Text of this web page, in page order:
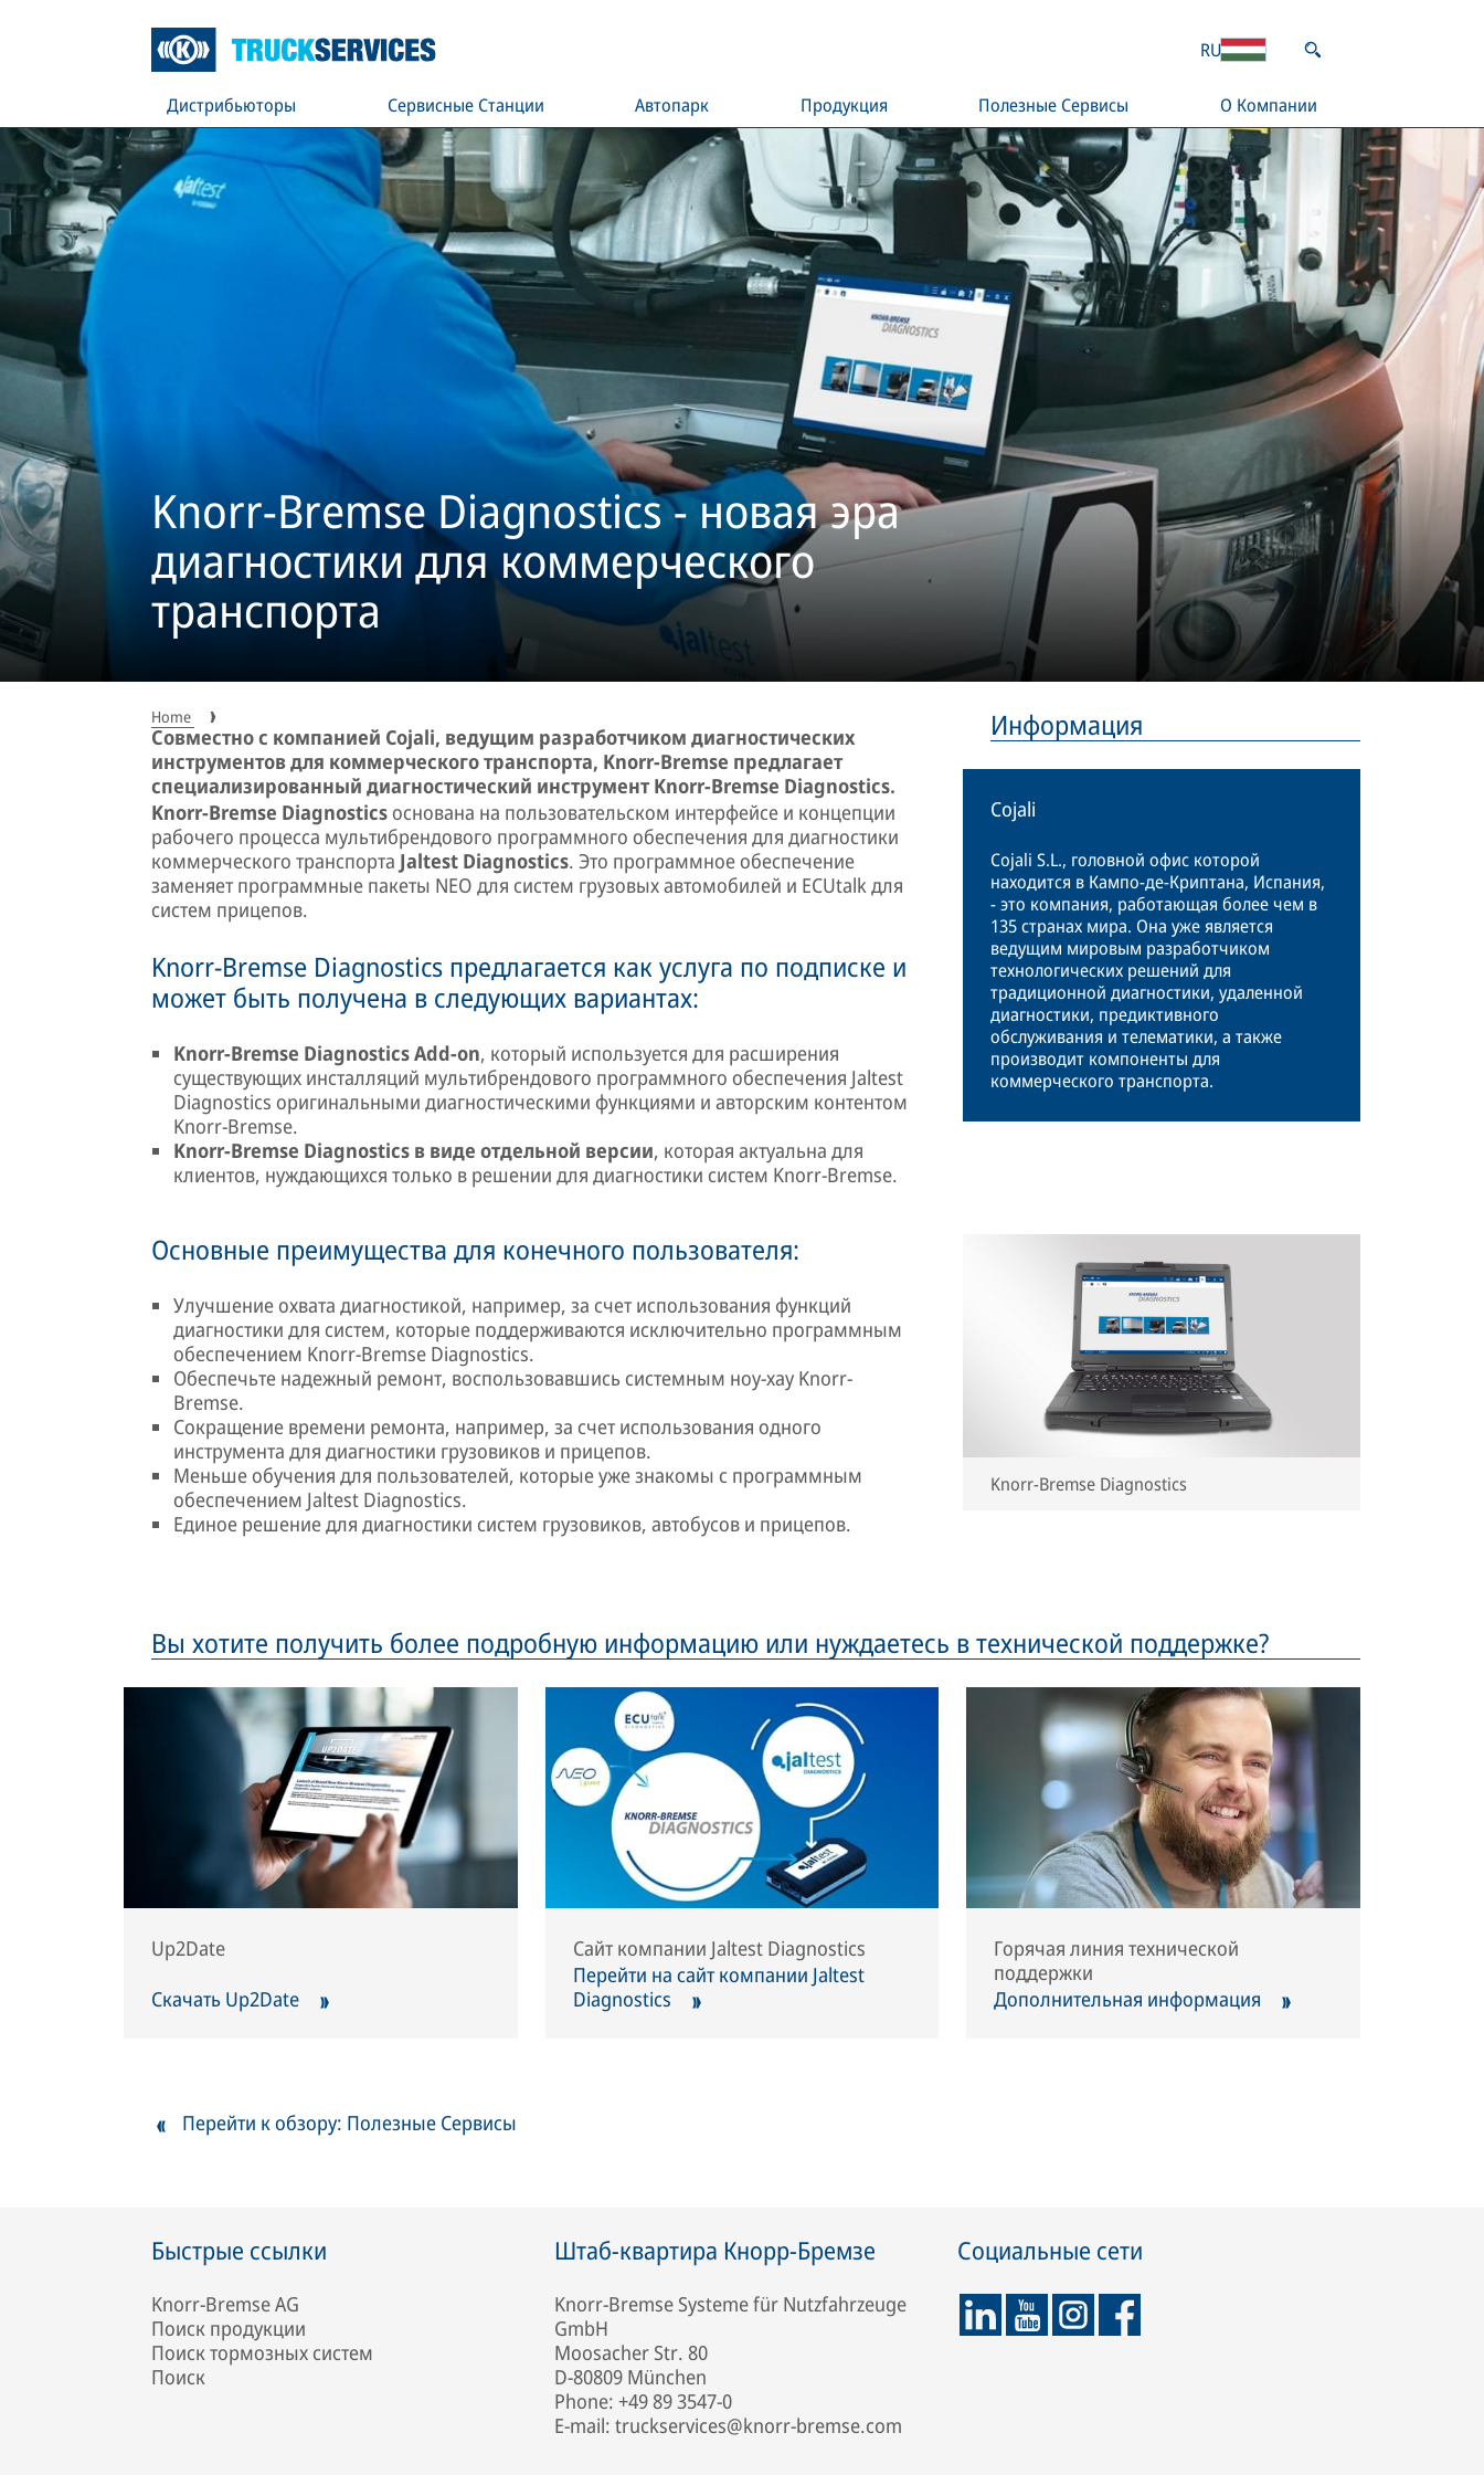
Дистрибьюторы Сервисные Станции Автопарк Продукция Полезные Сервисы О Компании
RU
Knorr-Bremse Diagnostics - новая эра
диагностики для коммерческого
транспорта
Home
Совместно с компанией Cojali, ведущим разработчиком диагностических
инструментов для коммерческого транспорта, Knorr-Bremse предлагает
специализированный диагностический инструмент Knorr-Bremse Diagnostics.
Knorr-Bremse Diagnosticsоснована на пользовательском интерфейсе и концепции
рабочего процесса мультибрендового программного обеспечения для диагностики
коммерческого транспорта Jaltest Diagnostics. Это программное обеспечение
заменяет программные пакеты NEO для систем грузовых автомобилей и ECUtalk для
систем прицепов.
Knorr-Bremse Diagnostics предлагается как услуга по подписке и
может быть получена в следующих вариантах:
Knorr-Bremse Diagnostics Add-on, который используется для расширения
существующих инсталляций мультибрендового программного обеспечения Jaltest
Diagnostics оригинальными диагностическими функциями и авторским контентом
Knorr-Bremse.
Knorr-Bremse Diagnostics в виде отдельной версии, которая актуальна для
клиентов, нуждающихся только в решении для диагностики систем Knorr-Bremse.
Информация
Cojali
Cojali S.L., головной офис которой
находится в Кампо-де-Криптана, Испания,
- это компания, работающая более чем в
135 странах мира. Она уже является
ведущим мировым разработчиком
технологических решений для
традиционной диагностики, удаленной
диагностики, предиктивного
обслуживания и телематики, а также
производит компоненты для
коммерческого транспорта.
Основные преимущества для конечного пользователя:
Улучшение охвата диагностикой, например, за счет использования функций
диагностики для систем, которые поддерживаются исключительно программным
обеспечением Knorr-Bremse Diagnostics.
Обеспечьте надежный ремонт, воспользовавшись системным ноу-хау Knorr-
Bremse.
Сокращение времени ремонта, например, за счет использования одного
инструмента для диагностики грузовиков и прицепов.
Меньше обучения для пользователей, которые уже знакомы с программным
обеспечением Jaltest Diagnostics.
Единое решение для диагностики систем грузовиков, автобусов и прицепов.
Knorr-Bremse Diagnostics
Вы хотите получить более подробную информацию или нуждаетесь в технической поддержке?
Up2Date
Скачать Up2Date
Сайт компании Jaltest Diagnostics
Перейти на сайт компании Jaltest
Diagnostics
Горячая линия технической
поддержки
Дополнительная информация
Перейти к обзору: Полезные Сервисы
Быстрые ссылки
Knorr-Bremse AG
Поиск продукции
Поиск тормозных систем
Поиск
Штаб-квартира Кнорр-Бремзе
Knorr-Bremse Systeme für Nutzfahrzeuge
GmbH
Moosacher Str. 80
D-80809 München
Phone: +49 89 3547-0
E-mail: truckservices@knorr-bremse.com
Социальные сети